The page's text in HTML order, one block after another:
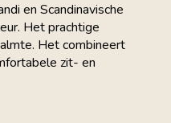
en Scandinavische
Het prachtige
Het combineert
zit- en